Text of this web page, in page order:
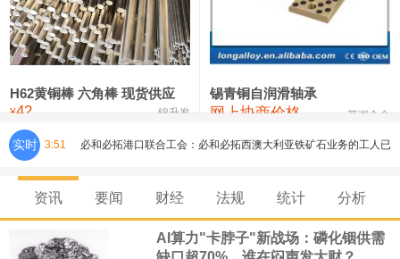
铸造铝合金锭(ZLD104) 24,300—24,500 24,400
压铸锌合金锭 26,500—26,700
氯化镍 38,300—40,300 39,300 0
H62黄铜棒 六角棒 现货供应
¥42 锦升发
锡青铜自润滑轴承
网上协商价格 芜湖合金
实时 3:51 必和必拓港口联合工会：必和必拓西澳大利亚铁矿石业务的工人已
通知，将于8月9日实施24小时停工。
8月7日，宇树科技董事长王兴兴网上路演时表示，报告期内，公司
资讯 要闻 财经 法规 统计 分析
AI算力"卡脖子"新战场：磷化铟供需